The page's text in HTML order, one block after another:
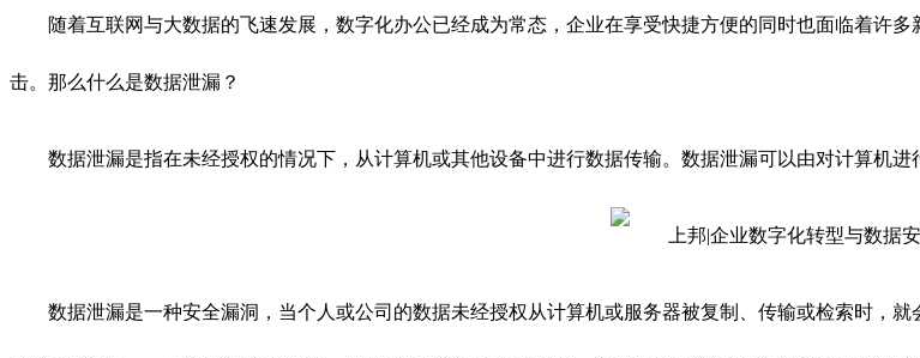
随着互联网与大数据的飞速发展，数字化办公已经成为常态，企业在享受快捷方便的同时也面临着
击。那么什么是数据泄漏？
数据泄漏是指在未经授权的情况下，从计算机或其他设备中进行数据传输。数据泄漏可以由对计算机
数据泄漏是一种安全漏洞，当个人或公司的数据未经授权从计算机或服务器被复制、传输或检索时，